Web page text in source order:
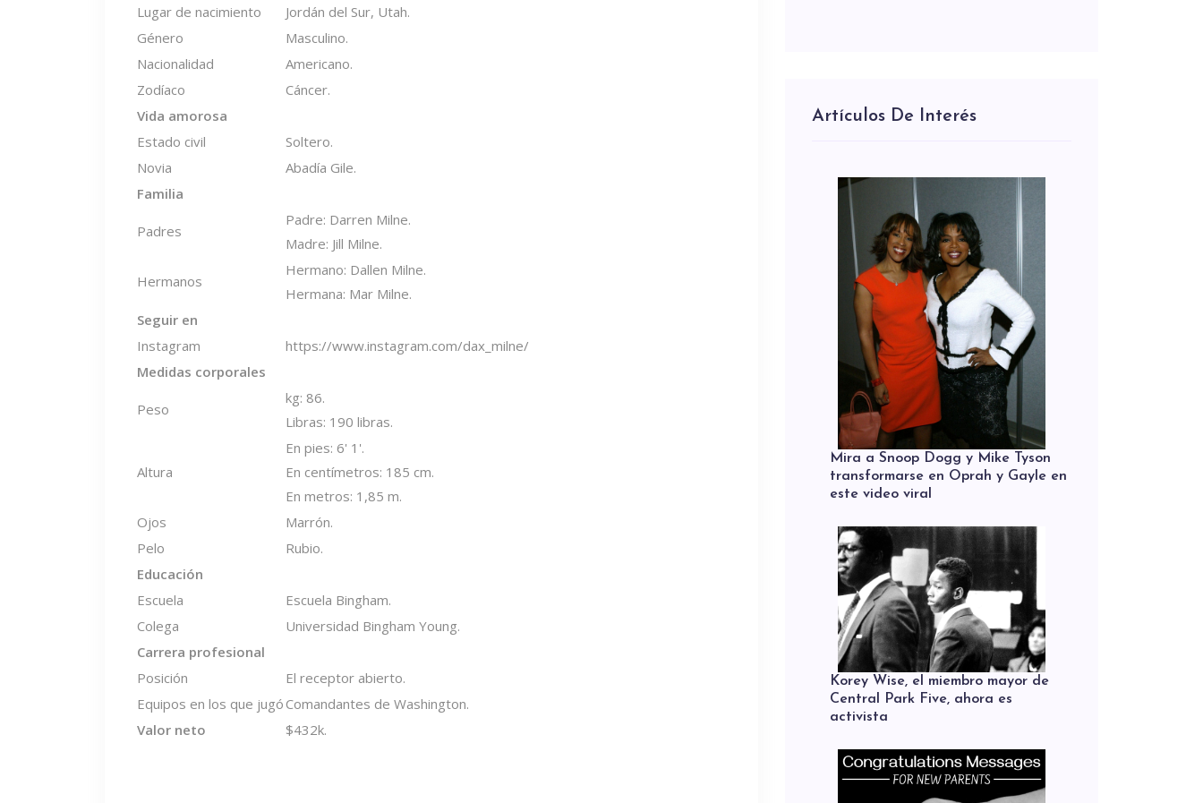
Lugar de nacimiento
Jordán del Sur, Utah.
Género
Masculino.
Nacionalidad
Americano.
Zodíaco
Cáncer.
Vida amorosa
Estado civil
Soltero.
Novia
Abadía Gile.
Familia
Padres
Padre: Darren Milne.
Madre: Jill Milne.
Hermanos
Hermano: Dallen Milne.
Hermana: Mar Milne.
Seguir en
Instagram
https://www.instagram.com/dax_milne/
Medidas corporales
Peso
kg: 86.
Libras: 190 libras.
Altura
En pies: 6' 1'.
En centímetros: 185 cm.
En metros: 1,85 m.
Ojos
Marrón.
Pelo
Rubio.
Educación
Escuela
Escuela Bingham.
Colega
Universidad Bingham Young.
Carrera profesional
Posición
El receptor abierto.
Equipos en los que jugó Comandantes de Washington.
Valor neto
$432k.
Artículos De Interés
Mira a Snoop Dogg y Mike Tyson
transformarse en Oprah y Gayle en
este video viral
Korey Wise, el miembro mayor de
Central Park Five, ahora es
activista